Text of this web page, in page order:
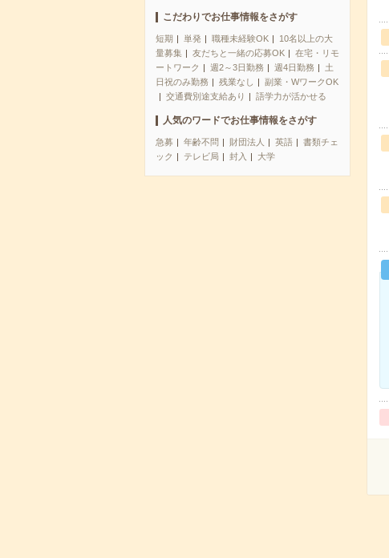
こだわりでお仕事情報をさがす
短期 単発 職種未経験OK
10名以上の大
量募集
友だちと一緒の応募OK
在宅・リモ
ートワーク
週2～3日勤務 週4日勤務
土
日祝のみ勤務
残業なし
副業・WワークOK
交通費別途支給あり
語学力が活かせる
人気のワードでお仕事情報をさがす
急募 年齢不問 財団法人 英語
書類チェ
ック
テレビ局 封入 大学